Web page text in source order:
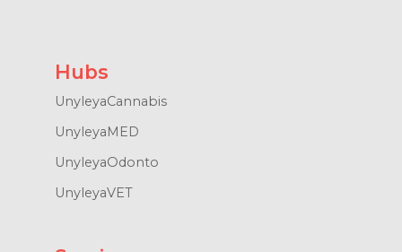
Hubs
UnyleyaCannabis
UnyleyaMED
UnyleyaOdonto
UnyleyaVET